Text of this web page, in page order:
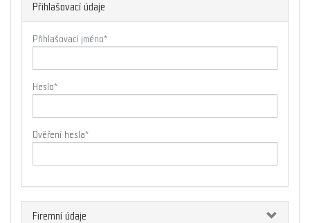
Přihlašovací údaje
Přihlašovací jméno*
Heslo*
Ověření hesla*
Firemní údaje